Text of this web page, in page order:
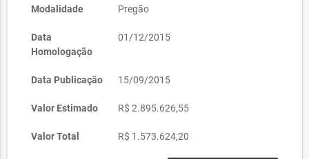
Modalidade Pregão
Data
Homologação
01/12/2015
Data Publicação 15/09/2015
Valor Estimado R$ 2.895.626,55
Valor Total R$ 1.573.624,20